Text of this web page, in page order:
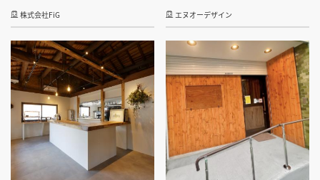
株式会社FiG
エヌオーデザイン